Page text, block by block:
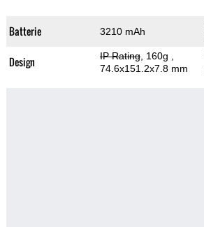
Batterie 3210 mAh
Design IP Rating, 160g
74.6x151.2x7.8 mm